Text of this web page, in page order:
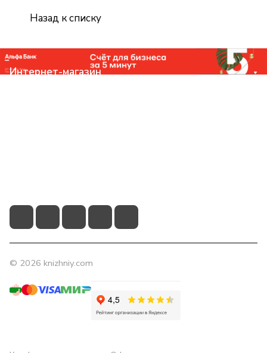
Назад к списку
Интернет-магазин
© 2026 knizhniy.com